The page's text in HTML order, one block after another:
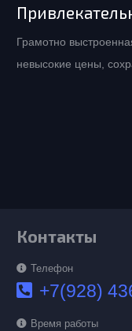
Грамотно
невысокие цены,
Контакты
Телефон
+7(928)
Время работы